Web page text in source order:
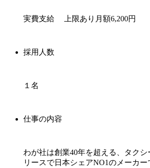
実費支給 上限あり月額6,200円
採用人数
１名
仕事の内容
わが社は創業40年を超える、タク
リースで日本シェアNO1のメーカ